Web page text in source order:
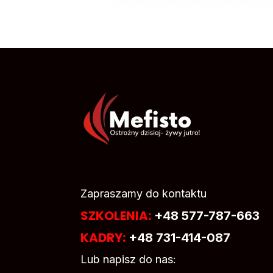
Zapraszamy do kontaktu
SZKOLENIA: +48 577-787-663
KADRY: +48 731-414-087
Lub napisz do nas: